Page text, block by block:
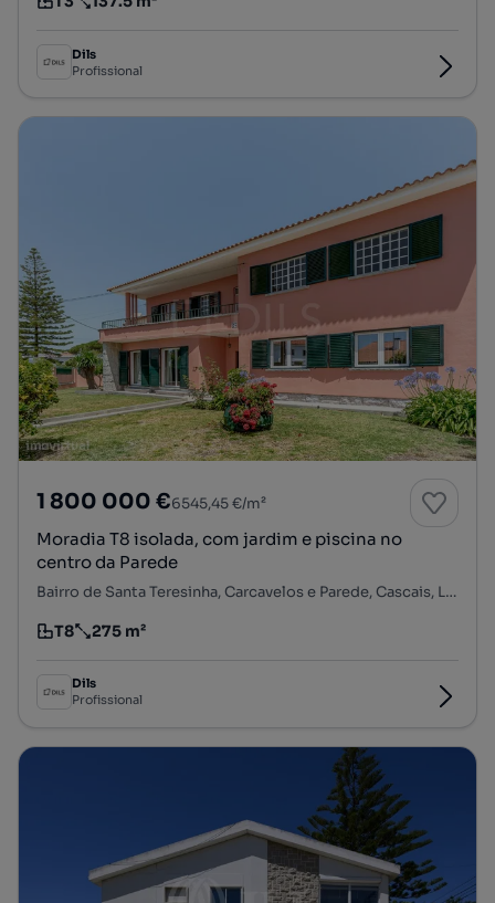
Tipologia
Preço por metro quadrado
Dils
Profissional
1 800 000 €6545,45 €/m²
Moradia T8 isolada, com jardim e piscina no
centro da Parede
Bairro de Santa Teresinha, Carcavelos e Parede, Cascais, Lisboa
Tipologia
T8
Preço por metro quadrado
275 m²
Dils
Profissional